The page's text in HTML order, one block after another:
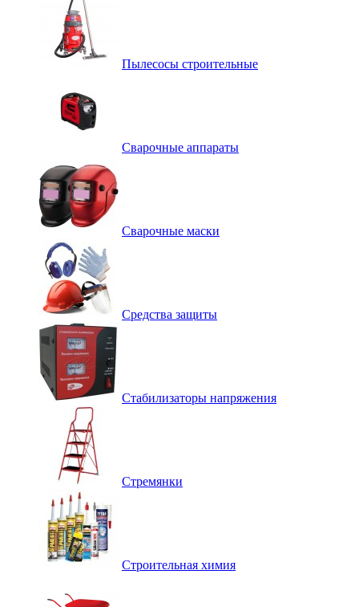
Пылесосы строительные
Сварочные аппараты
Сварочные маски
Средства защиты
Стабилизаторы напряжения
Стремянки
Строительная химия